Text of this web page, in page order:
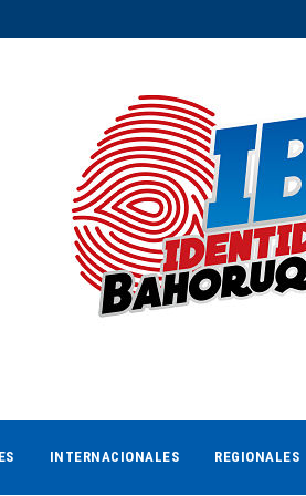
INTERNACIONALES REGIONALES